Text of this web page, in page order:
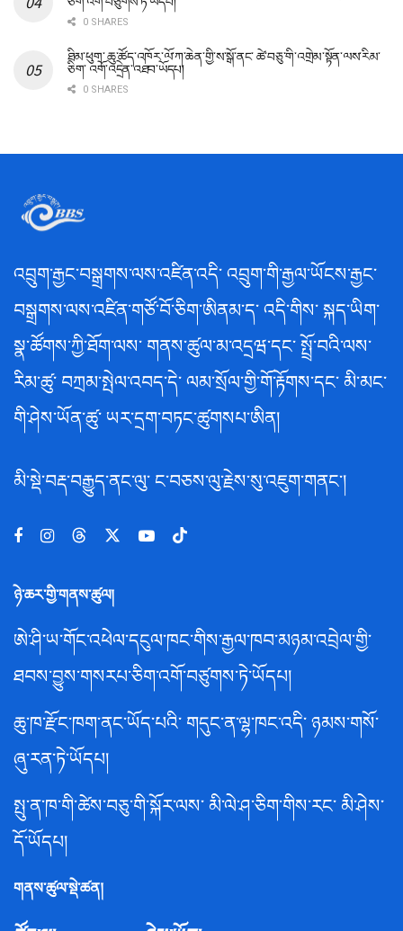
0 SHARES
ཐིམ་ཕུག་ ཆུ་ཚོད་འཁོར་ལོ་ཀ་ཆེན་གྱི་ས་སྒོ་ནང་ ཚེ་བཅུ་གི་འགྲེམ་སྟོན་ལས་རིམ་
ཅིག་ འགོ་འདྲེན་འཐབ་ཡོདཔ།
0 SHARES
འབྲུག་རྒྱང་བསྒྲགས་ལས་འཛིན་འདི་ འབྲུག་གི་རྒྱལ་ཡོངས་རྒྱང་
བསྒྲགས་ལས་འཛིན་གཙོ་བོ་ཅིག་ཨིནམ་ད་ འདི་གིས་ སྐད་ཡིག་
སྣ་ཚོགས་ཀྱི་ཐོག་ལས་ གནས་ཚུལ་མ་འདྲཝ་དང་ སྤྲོ་བའི་ལས་
རིམ་ཚུ་ བཀྲམ་སྤེལ་འབད་དེ་ ལམ་སྲོལ་གྱི་གོ་རྟོགས་དང་ མི་མང་
གི་ཤེས་ཡོན་ཚུ་ ཡར་དྲག་བཏང་ཚུགསཔ་ཨིན།
མི་སྡེ་བརྡ་བརྒྱུད་ནང་ལུ་ ང་བཅས་ལུ་རྗེས་སུ་འཇུག་གནང་།
ཉེ་ཆར་གྱི་གནས་ཚུལ།
ཨེ་ཤི་ཡ་གོང་འཕེལ་དངུལ་ཁང་གིས་རྒྱལ་ཁབ་མཉམ་འབྲེལ་གྱི་
ཐབས་བྱུས་གསརཔ་ཅིག་འགོ་བཙུགས་ཏེ་ཡོདཔ།
ཆུ་ཁ་རྫོང་ཁག་ནང་ཡོད་པའི་ གདུང་ན་ལྷ་ཁང་འདི་ ཉམས་གསོ་
ཞུ་རན་ཏེ་ཡོདཔ།
སྤུ་ན་ཁ་གི་ཚེས་བཅུ་གི་སྐོར་ལས་ མི་ལེ་ཤ་ཅིག་གིས་རང་ མི་ཤེས་
དོ་ཡོདཔ།
གནས་ཚུལ་སྡེ་ཚན།